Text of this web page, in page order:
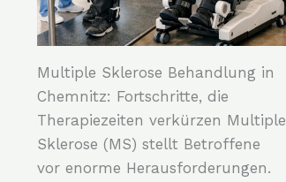
Multiple Sklerose Behandlung in
Chemnitz: Fortschritte, die
Therapiezeiten verkürzen Multiple
Sklerose (MS) stellt Betroffene
vor enorme Herausforderungen.